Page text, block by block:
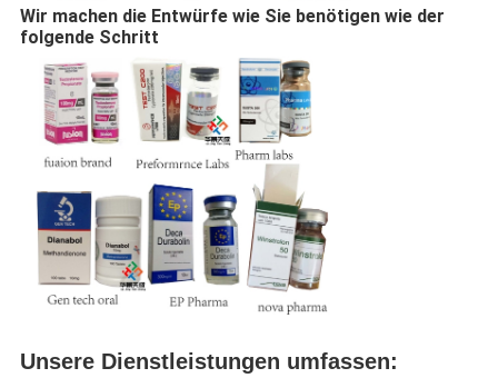
Wir machen die Entwürfe wie Sie benötigen wie der
folgende Schritt
Unsere Dienstleistungen umfassen: